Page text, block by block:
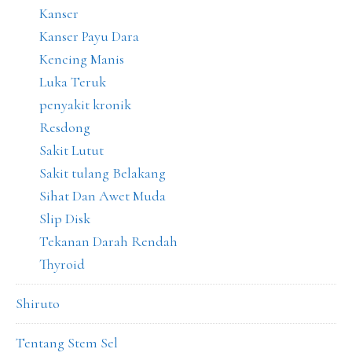
Kanser
Kanser Payu Dara
Kencing Manis
Luka Teruk
penyakit kronik
Resdong
Sakit Lutut
Sakit tulang Belakang
Sihat Dan Awet Muda
Slip Disk
Tekanan Darah Rendah
Thyroid
Shiruto
Tentang Stem Sel